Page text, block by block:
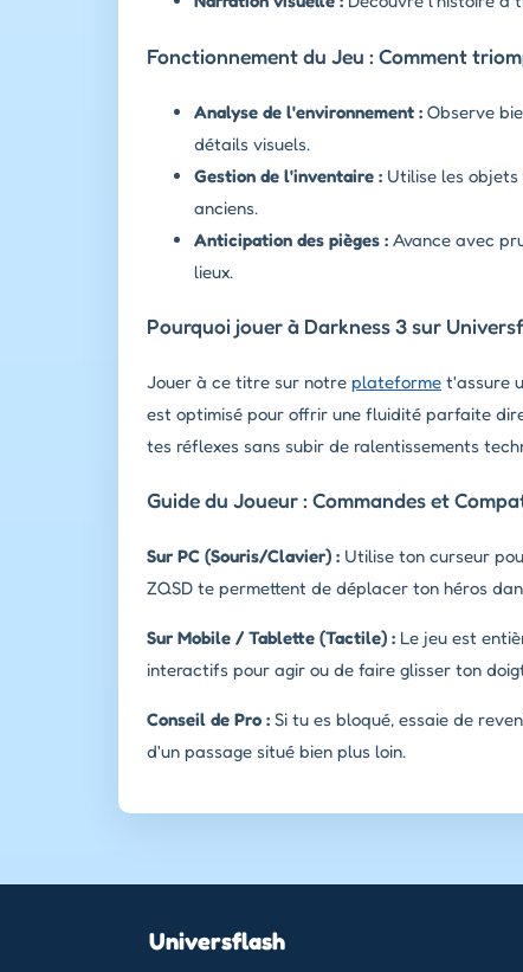
Fonctionnement du Jeu : Comment
Analyse de l'environnement : Observe
détails visuels.
Gestion de l'inventaire : Utilise les
anciens.
Anticipation des pièges : Avance avec
lieux.
Pourquoi jouer à Darkness 3 sur
Jouer à ce titre sur notre plateforme t'assure
est optimisé pour offrir une fluidité parfaite
tes réflexes sans subir de ralentissements
Guide du Joueur : Commandes et
Sur PC (Souris/Clavier) : Utilise ton curseur
ZQSD te permettent de déplacer ton héros
Sur Mobile / Tablette (Tactile) : Le jeu est
interactifs pour agir ou de faire glisser ton
Conseil de Pro : Si tu es bloqué, essaie de
d'un passage situé bien plus loin.
Universflash